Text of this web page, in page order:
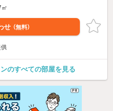
せ （無料）
のすべての部屋を見る